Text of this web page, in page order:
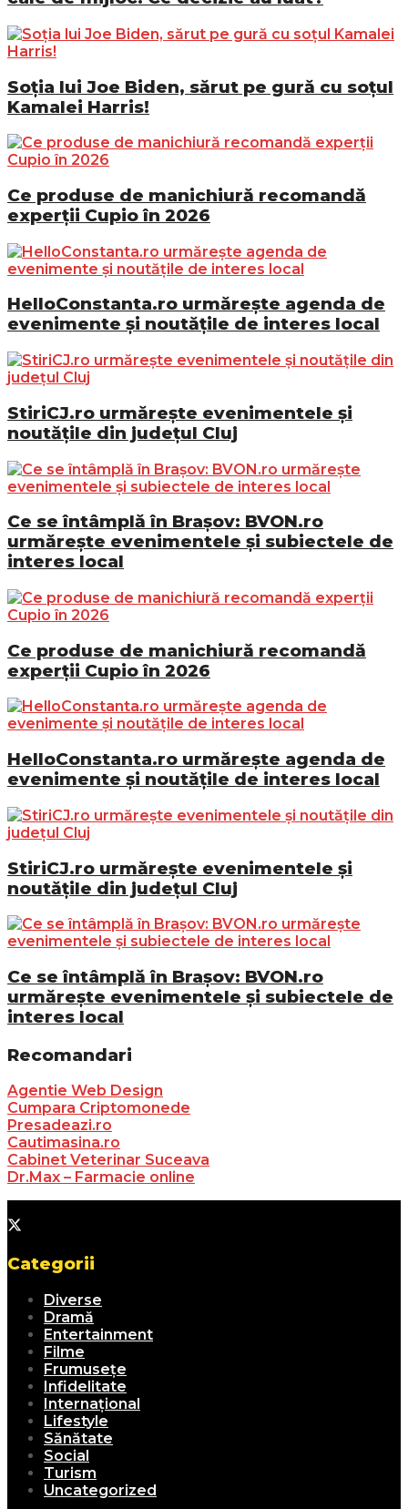
Soția lui Joe Biden, sărut pe gură cu soțul
Kamalei Harris!
Ce produse de manichiură recomandă
experții Cupio în 2026
HelloConstanta.ro urmărește agenda de
evenimente și noutățile de interes local
StiriCJ.ro urmărește evenimentele și
noutățile din județul Cluj
Ce se întâmplă în Brașov: BVON.ro
urmărește evenimentele și subiectele de
interes local
Ce produse de manichiură recomandă
experții Cupio în 2026
HelloConstanta.ro urmărește agenda de
evenimente și noutățile de interes local
StiriCJ.ro urmărește evenimentele și
noutățile din județul Cluj
Ce se întâmplă în Brașov: BVON.ro
urmărește evenimentele și subiectele de
interes local
Recomandari
Agentie Web Design
Cumpara Criptomonede
Presadeazi.ro
Cautimasina.ro
Cabinet Veterinar Suceava
Dr.Max – Farmacie online
Categorii
Diverse
Dramă
Entertainment
Filme
Frumusețe
Infidelitate
Internațional
Lifestyle
Sănătate
Social
Turism
Uncategorized